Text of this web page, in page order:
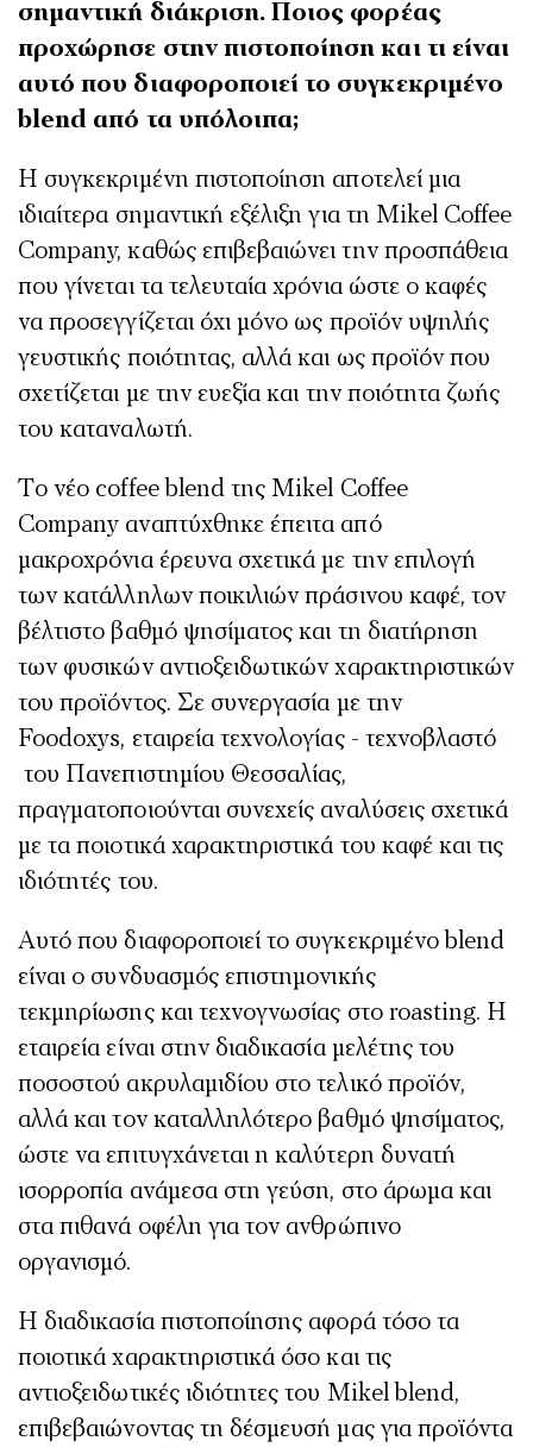
σημαντική διάκριση. Ποιος φορέας
προχώρησε στην πιστοποίηση και τι είναι
αυτό που διαφοροποιεί το συγκεκριμένο
blend από τα υπόλοιπα;
Η συγκεκριμένη πιστοποίηση αποτελεί μια
ιδιαίτερα σημαντική εξέλιξη για τη Mikel Coffee
Company, καθώς επιβεβαιώνει την προσπάθεια
που γίνεται τα τελευταία χρόνια ώστε ο καφές
να προσεγγίζεται όχι μόνο ως προϊόν υψηλής
γευστικής ποιότητας, αλλά και ως προϊόν που
σχετίζεται με την ευεξία και την ποιότητα ζωής
του καταναλωτή.
Το νέο coffee blend της Mikel Coffee
Company αναπτύχθηκε έπειτα από
μακροχρόνια έρευνα σχετικά με την επιλογή
των κατάλληλων ποικιλιών πράσινου καφέ, τον
βέλτιστο βαθμό ψησίματος και τη διατήρηση
των φυσικών αντιοξειδωτικών χαρακτηριστικών
του προϊόντος. Σε συνεργασία με την
Foodoxys, εταιρεία τεχνολογίας - τεχνοβλαστό
του Πανεπιστημίου Θεσσαλίας,
πραγματοποιούνται συνεχείς αναλύσεις σχετικά
με τα ποιοτικά χαρακτηριστικά του καφέ και τις
ιδιότητές του.
Αυτό που διαφοροποιεί το συγκεκριμένο blend
είναι ο συνδυασμός επιστημονικής
τεκμηρίωσης και τεχνογνωσίας στο roasting. Η
εταιρεία είναι στην διαδικασία μελέτης του
ποσοστού ακρυλαμιδίου στο τελικό προϊόν,
αλλά και τον καταλληλότερο βαθμό ψησίματος,
ώστε να επιτυγχάνεται η καλύτερη δυνατή
ισορροπία ανάμεσα στη γεύση, στο άρωμα και
στα πιθανά οφέλη για τον ανθρώπινο
οργανισμό.
Η διαδικασία πιστοποίησης αφορά τόσο τα
ποιοτικά χαρακτηριστικά όσο και τις
αντιοξειδωτικές ιδιότητες του Mikelblend,
επιβεβαιώνοντας τη δέσμευσή μας για προϊόντα